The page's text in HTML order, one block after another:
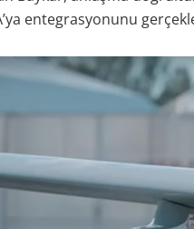
entegrasyonunu